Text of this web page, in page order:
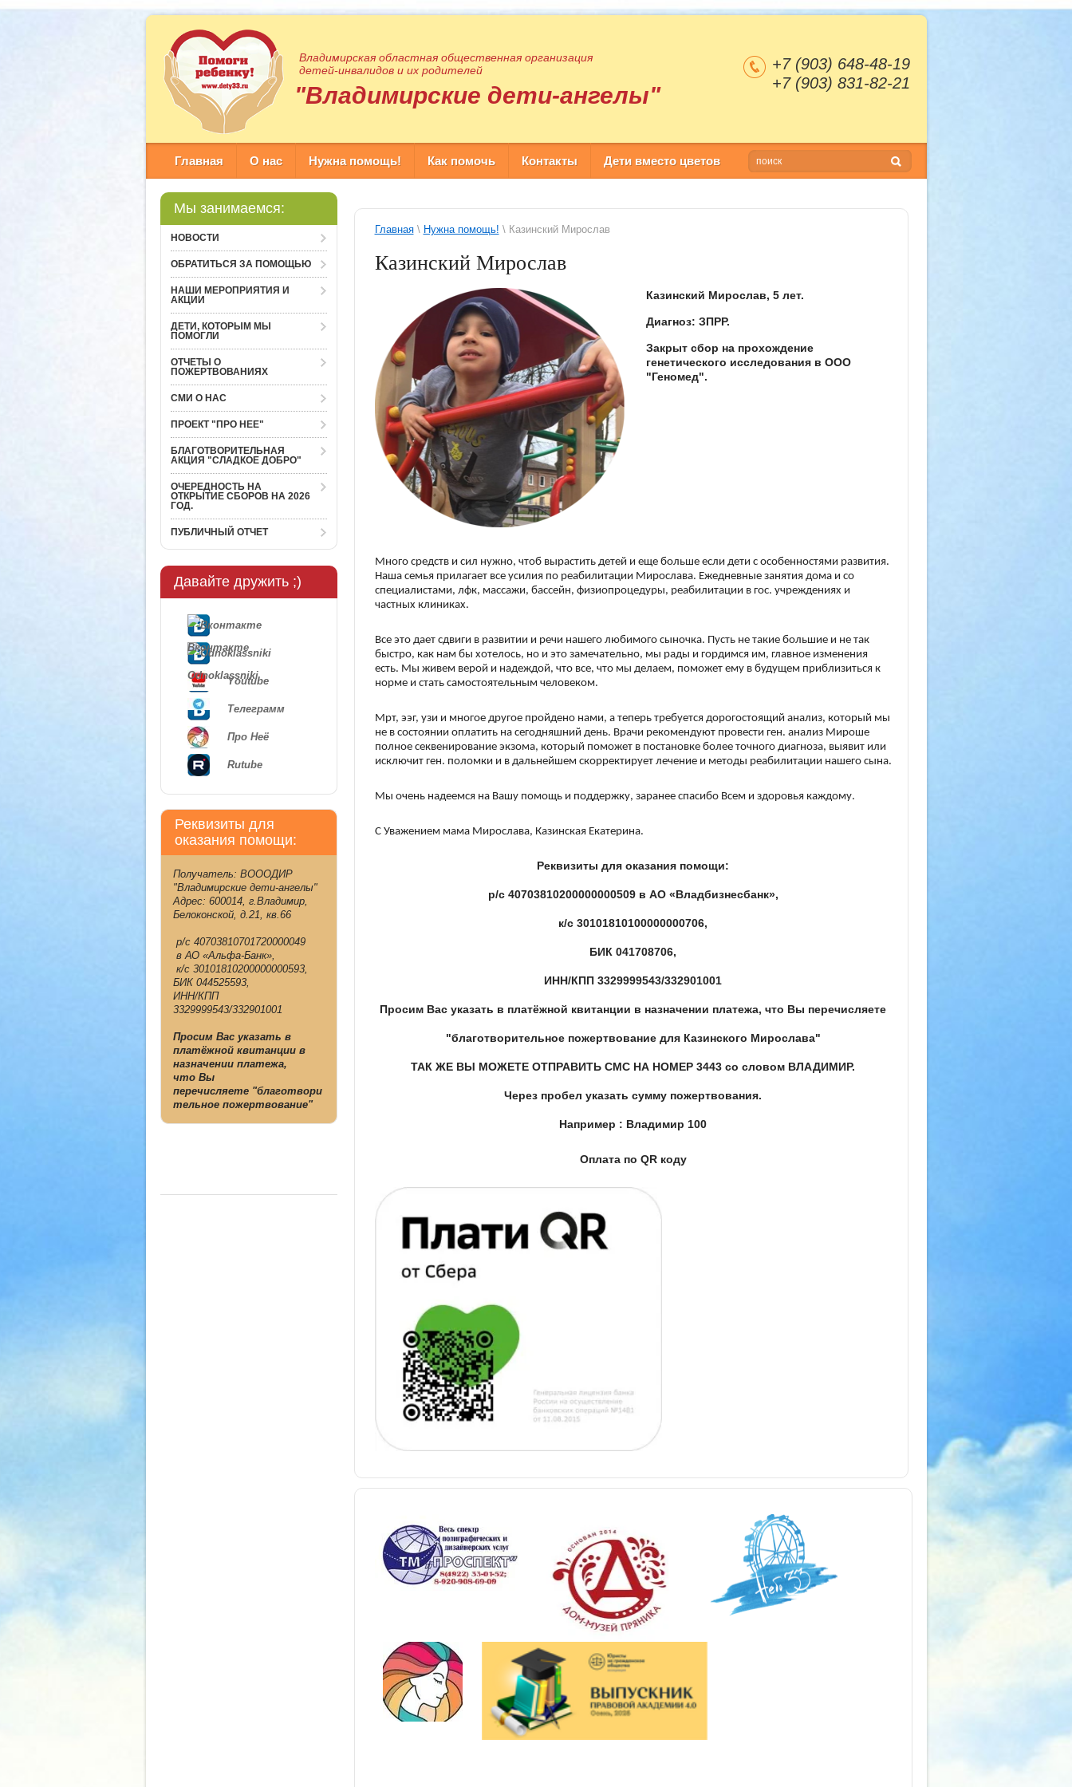
Владимирская областная общественная организация
детей-инвалидов и их родителей
"Владимирские дети-ангелы"
+7 (903) 648-48-19
+7 (903) 831-82-21
Главная О нас Нужна помощь! Как помочь Контакты Дети вместо цветов
Мы занимаемся:
НОВОСТИ
ОБРАТИТЬСЯ ЗА ПОМОЩЬЮ
НАШИ МЕРОПРИЯТИЯ И
АКЦИИ
ДЕТИ, КОТОРЫМ МЫ
ПОМОГЛИ
ОТЧЕТЫ О
ПОЖЕРТВОВАНИЯХ
СМИ О НАС
ПРОЕКТ "ПРО НЕЕ"
БЛАГОТВОРИТЕЛЬНАЯ
АКЦИЯ "СЛАДКОЕ ДОБРО"
ОЧЕРЕДНОСТЬ НА
ОТКРЫТИЕ СБОРОВ НА 2026
ГОД.
ПУБЛИЧНЫЙ ОТЧЕТ
Давайте дружить ;)
Вконтакте
Odnoklassniki
Youtube
Телеграмм
Про Неё
Rutube
Реквизиты для
оказания помощи:
Получатель: ВОООДИР
"Владимирские дети-ангелы"
Адрес: 600014, г.Владимир,
Белоконской, д.21, кв.66
р/с 40703810701720000049
в АО «Альфа-Банк»,
к/с 30101810200000000593,
БИК 044525593,
ИНН/КПП
3329999543/332901001
Просим Вас указать в
платёжной квитанции в
назначении платежа,
что Вы
перечисляете "благотвори
тельное пожертвование"
Главная\ Нужна помощь! \ Казинский Мирослав
Казинский Мирослав
Казинский Мирослав, 5 лет.
Диагноз: ЗПРР.
Закрыт сбор на прохождение
генетического исследования в ООО
"Геномед".
Много средств и сил нужно, чтоб вырастить детей и еще больше если дети с особенностями развития.
Наша семья прилагает все усилия по реабилитации Мирослава. Ежедневные занятия дома и со
специалистами, лфк, массажи, бассейн, физиопроцедуры, реабилитации в гос. учреждениях и
частных клиниках.
Все это дает сдвиги в развитии и речи нашего любимого сыночка. Пусть не такие большие и не так
быстро, как нам бы хотелось, но и это замечательно, мы рады и гордимся им, главное изменения
есть. Мы живем верой и надеждой, что все, что мы делаем, поможет ему в будущем приблизиться к
норме и стать самостоятельным человеком.
Мрт, ээг, узи и многое другое пройдено нами, а теперь требуется дорогостоящий анализ, который мы
не в состоянии оплатить на сегодняшний день. Врачи рекомендуют провести ген. анализ Мироше
полное секвенирование экзома, который поможет в постановке более точного диагноза, выявит или
исключит ген. поломки и в дальнейшем скорректирует лечение и методы реабилитации нашего сына.
Мы очень надеемся на Вашу помощь и поддержку, заранее спасибо Всем и здоровья каждому.
С Уважением мама Мирослава, Казинская Екатерина.
Реквизиты для оказания помощи:
р/с 40703810200000000509 в АО «Владбизнесбанк»,
к/с 30101810100000000706,
БИК 041708706,
ИНН/КПП 3329999543/332901001
Просим Вас указать в платёжной квитанции в назначении платежа, что Вы перечисляете
"благотворительное пожертвование для Казинского Мирослава"
ТАК ЖЕ ВЫ МОЖЕТЕ ОТПРАВИТЬ СМС НА НОМЕР 3443 со словом ВЛАДИМИР.
Через пробел указать сумму пожертвования.
Например : Владимир 100
Оплата по QR коду